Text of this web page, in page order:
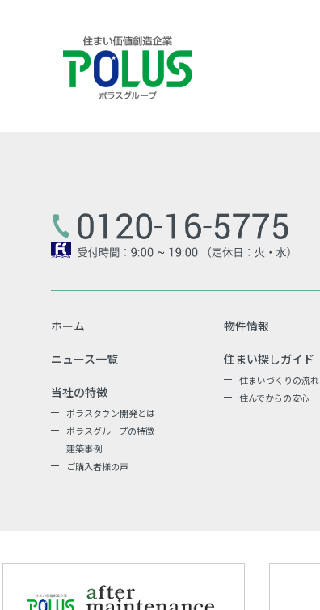
ホーム
ニュース一覧
当社の特徴
ポラスタウン開発とは
ポラスグループの特徴
建築事例
ご購入者様の声
物件情報
住まい探しガイド
住まいづくりの流れ
住んでからの安心